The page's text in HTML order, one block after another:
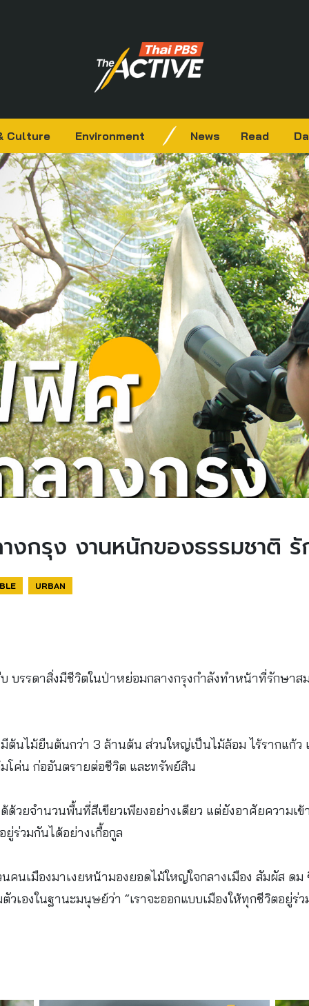
Culture Environment News Read
กรุง งานหนักของธรรมชาติ
URBAN
บรรดาสิ่งมีชีวิตในป่าหย่อมกลางกรุงกำลังทำหน้าที่รักษาส
ต้นไม้ยืนต้นกว่า 3 ล้านต้น ส่วนใหญ่เป็นไม้ล้อม ไร้รากแก้
ค่น ก่ออันตรายต่อชีวิต และทรัพย์สิน
วยจำนวนพื้นที่สีเขียวเพียงอย่างเดียว แต่ยังอาศัยความเ
ร่วมกันได้อย่างเกื้อกูล
คนเมืองมาเงยหน้ามองยอดไม้ใหญ่ใจกลางเมือง สัมผัส ด
องในฐานะมนุษย์ว่า “เราจะออกแบบเมืองให้ทุกชีวิตอยู่ร่ว